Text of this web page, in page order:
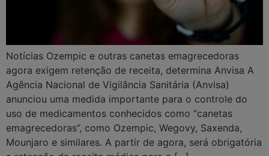
Notícias Ozempic e outras canetas emagrecedoras
agora exigem retenção de receita, determina Anvisa A
Agência Nacional de Vigilância Sanitária (Anvisa)
anunciou uma medida importante para o controle do
uso de medicamentos conhecidos como “canetas
emagrecedoras”, como Ozempic, Wegovy, Saxenda,
Mounjaro e similares. A partir de agora, será obrigatória